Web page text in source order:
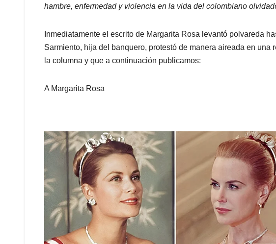
hambre, enfermedad y violencia en la vida del colombiano
Inmediatamente el escrito de Margarita Rosa levantó polvareda
Sarmiento, hija del banquero, protestó de manera aireada en una
la columna y que a continuación publicamos:
A Margarita Rosa